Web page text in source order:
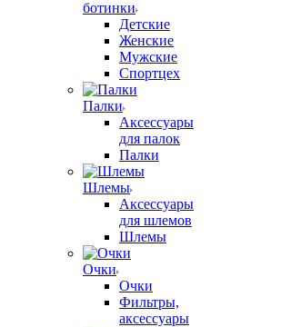
ботинки
Детские
Женские
Мужские
Спортцех
Палки
Аксессуары
для палок
Палки
Шлемы
Аксессуары
для шлемов
Шлемы
Очки
Очки
Фильтры,
аксессуары